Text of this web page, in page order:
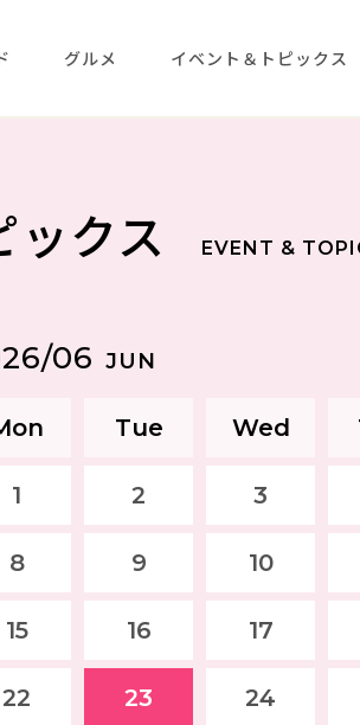
グルメ イベント＆トピックス
ックス EVENT &
06 JUN
Tue Wed
1 2 3
8 9 10
15 16 17
22 23 24